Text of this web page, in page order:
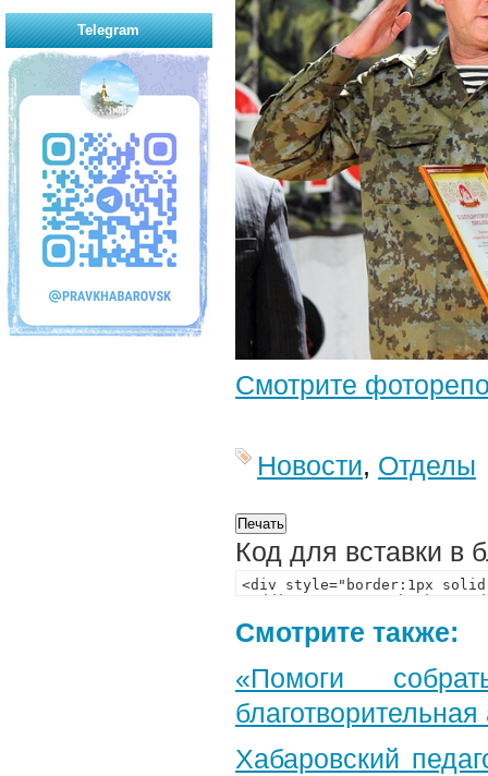
Смотрите
Новости, Отделы
Код для вставки в
Смотрите также:
«Помоги
Хабаровский
Telegram